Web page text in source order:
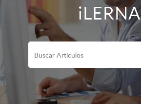
iLERNA